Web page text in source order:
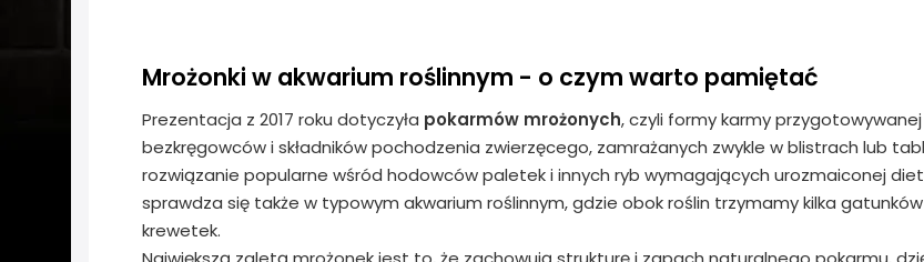
Mrożonki w akwarium roślinnym - o czym warto pamiętać
Prezentacja z 2017 roku dotyczyła pokarmów mrożonych, czyli formy karmy przygotowywanej
bezkręgowców i składników pochodzenia zwierzęcego, zamrażanych zwykle w blistrach lub
rozwiązanie popularne wśród hodowców paletek i innych ryb wymagających urozmaiconej
sprawdza się także w typowym akwarium roślinnym, gdzie obok roślin trzymamy kilka
krewetek.